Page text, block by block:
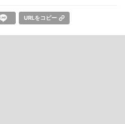
URLをコピー